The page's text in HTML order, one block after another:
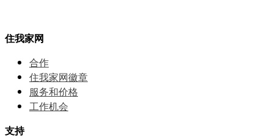
住我家网
合作
住我家网徽章
服务和价格
⼯作机会
支持